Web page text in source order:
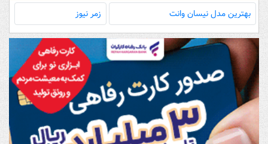
بهترین مدل‌ نیسان وانت زمر نیوز